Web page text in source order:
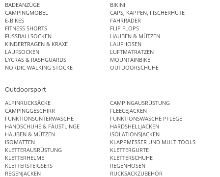
BADEANZÜGE
BIKINI
CAMPINGMÖBEL
CAPS, KAPPEN, FISCHERHÜTE
E-BIKES
FAHRRÄDER
FITNESS SHORTS
FLIP FLOPS
FUSSBALLSOCKEN
HAUBEN & MÜTZEN
KINDERTRAGEN & KRAXE
LAUFHOSEN
LAUFSOCKEN
LUFTMATRATZEN
LYCRAS & RASHGUARDS
MOUNTAINBIKE
NORDIC WALKING STÖCKE
OUTDOORSCHUHE
Outdoorsport
ALPINRUCKSÄCKE
CAMPINGAUSRÜSTUNG
CAMPINGGESCHIRR
FLEECEJACKEN
FUNKTIONSUNTERWÄSCHE
FUNKTIONSWÄSCHE PFLEGE
HANDSCHUHE & FÄUSTLINGE
HARDSHELLJACKEN
HAUBEN & MÜTZEN
ISOLATIONSJACKEN
ISOMATTEN
KLAPPMESSER UND MULTITOOLS
KLETTERAUSRÜSTUNG
KLETTERGURTE
KLETTERHELME
KLETTERSCHUHE
KLETTERSTEIGSETS
REGENHOSEN
REGENJACKEN
RUCKSACKZUBEHÖR